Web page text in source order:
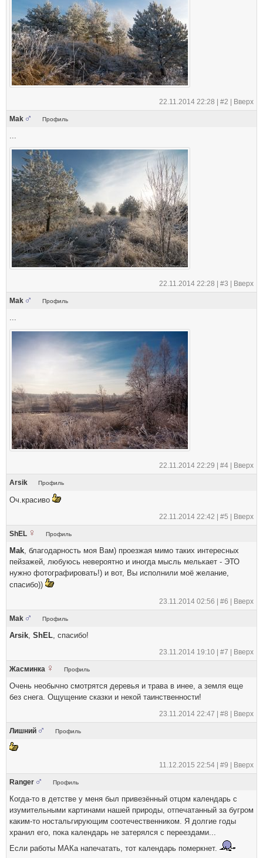
22.11.2014 22:28 | #2 Вверх
Mak Профиль
...
22.11.2014 22:28 | #3 Вверх
Mak Профиль
...
22.11.2014 22:29 | #4 Вверх
Arsik Профиль
Оч.красиво
22.11.2014 22:42 | #5 Вверх
ShEL Профиль
Mak, благодарность моя Вам) проезжая мимо таких интересных
пейзажей, любуюсь невероятно и иногда мысль мелькает - ЭТО
нужно фотографировать!) и вот, Вы исполнили моё желание,
спасибо))
23.11.2014 02:56 | #6 Вверх
Mak Профиль
Arsik, ShEL, спасибо!
23.11.2014 19:10 | #7 Вверх
Жасминка Профиль
Очень необычно смотрятся деревья и трава в инее, а земля еще
без снега. Ощущение сказки и некой таинственности!
23.11.2014 22:47 | #8 Вверх
Лишний Профиль
11.12.2015 22:54 | #9 Вверх
Ranger Профиль
Когда-то в детстве у меня был привезённый отцом календарь с
изумительными картинами нашей природы, отпечатанный за бугром
каким-то ностальгирующим соотечественником. Я долгие годы
хранил его, пока календарь не затерялся с переездами...
Если работы МАКа напечатать, тот календарь померкнет.